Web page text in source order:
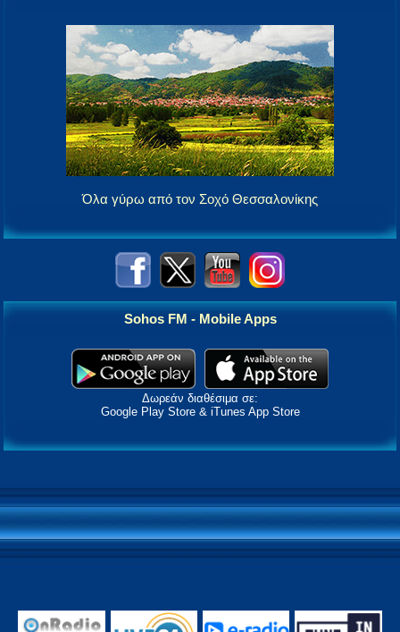
Όλα γύρω από τον Σοχό Θεσσαλονίκης
Sohos FM - Mobile Apps
Δωρεάν διαθέσιμα σε:
Google Play Store & iTunes App Store